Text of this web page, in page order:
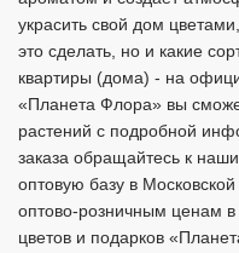
украсить свой дом
это сделать, но и какие
квартиры (дома) - на
«Планета Флора» вы
растений с подробной
заказа обращайтесь к
оптовую базу в
оптово-розничным ценам
цветов и подарков